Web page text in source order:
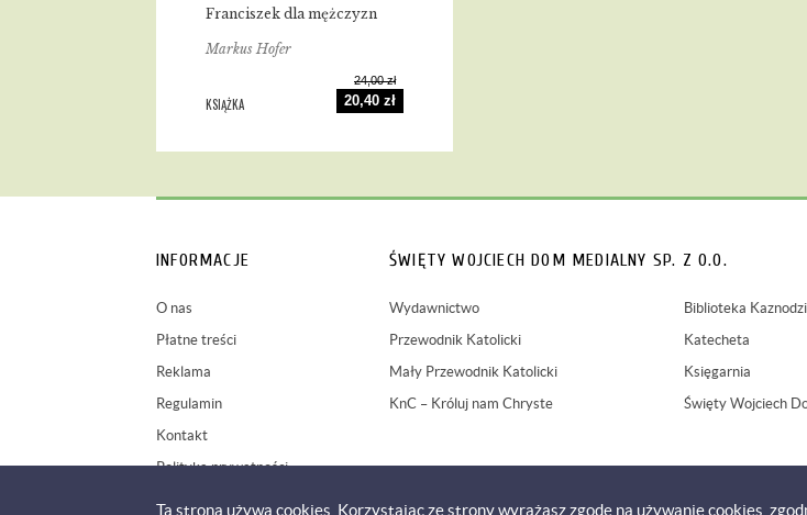
Franciszek dla mężczyzn
Markus Hofer
KSIĄŻKA
24,00 zł
20,40 zł
INFORMACJE
O nas
Płatne treści
Reklama
Regulamin
Kontakt
Polityka prywatności
ŚWIĘTY WOJCIECH DOM MEDIALNY SP. Z O.O.
Wydawnictwo
Przewodnik Katolicki
Mały Przewodnik Katolicki
KnC – Króluj nam Chryste
Biblioteka
Katecheta
Księgarnia
Święty Wojciech
Ta strona używa cookies. Korzystając ze strony wyrażasz zgodę na używanie cookies,